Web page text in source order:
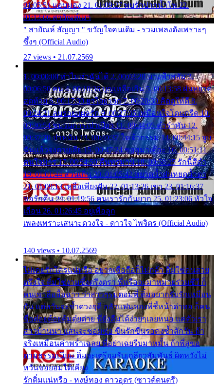
01:05:51 แอบมอง 21. 01:09:27 พบรักปากน้ำโพ 22.
01:13:06 สายัณห์เมา
" สายัณห์ สัญญา " ขวัญใจคนเดิม - รวมเพลงดังเพราะๆ
ซึ้งๆ (Official Audio)
27 views • 21.07.2569
1. 00:00:00 ทำไมทำฉันได้ 2. 00:03:20 นางฟ้าสลัม 3.
00:06:50 คน 4. 00:10:36 บุญเหลือเกิน 5. 00:13:58 ฝนหยาด
สุดท้าย 6. 00:17:30 ยาใจยาจก 7. 00:20:30 คิดดูให้ดี 8.
00:24:21 ลบรอยแผลรัก 9. 00:27:35 เหมือนใจโดนกรีด 10.
00:30:54 ขบวนการเปาเปียว 11. 00:34:05 คำรำพัน 12.
00:37:20 ปาหนัน 13. 00:40:37 ใจเจ้ากรรม 14. 00:44:15 จูบ
ฉันแล้วจงตายเสีย 15. 00:47:24 ขอสูมาเต๊อะ 16. 00:51:11
คนใจมาร 17. 00:54:50 คืนทรมาน 18. 00:58:25 รักนี้สีดำ
19. 01:01:44 ส่วนเกิน 20. 01:05:42 หยาดน้ำฝนหยดน้ำตา
21. 01:09:13 เหลือเพียงฝัน 22. 01:13:26 เขา 23. 01:16:37
ขอรักคืน 24. 01:19:56 คนเรารักกันยาก 25. 01:23:06 หัวใจ
เถื่อน 26. 01:26:45 อยู่เพื่อลูก
เพลงเพราะเสนาะดวงใจ - ดาวใจ ไพจิตร (Official Audio)
140 views • 10.07.2569
ไม่เคยรักใครแน่หรือ อยากเชื่อถือก็ไม่กล้า ติ๋มใช่คนสวย
ตรึงใจ ติ๋มใช่งามซึ้งตรึงตรา พี่หรือจะมาหมายร่วมชีวี ก็
คนเขาลืออื้อฉาว ว่าสาวๆรุมตอมพี่ ติ๋มอยากรับรักเหมือน
กัน แต่หวั่นจะช้ำดวงฤดี กลัวแฟนของพี่ชี้หน้าด่าทอ ก็คน
ชื่อต๋อยต้อยตุ้มตุ๋ยต่าย พี่ยังลืมได้ง่ายๆเลยหนอ แค่ตัวเรา
สาวบ้านนา แสนจะซอมซ่อ ขืนรักขืนรอคงช้ำสักวัน ถ้า
จริงเหมือนคำพร่ำเฉลย พี่อย่าเฉยรีบมาหมั้น ถ้าพี่สู่ขอ
ตามธรรมเนียม ติ๋มจะเตรียมรับเกลียวสัมพันธ์ ผิดหวังไม่
หวั่นขอยอมได้เคียง
รักติ๋มแน่หรือ - หงษ์ทอง ดาวอุดร (ซาวด์ดนตรี)